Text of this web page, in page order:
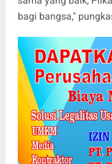
bagi bangsa,"